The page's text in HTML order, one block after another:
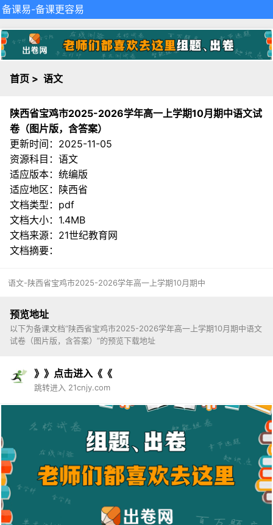
备课易-备课更容易
首页 > 语文
陕西省宝鸡市2025-2026学年高一上学期10月期中语文试
卷（图片版，含答案）
更新时间：2025-11-05
资源科目：语文
适应版本：统编版
适应地区：陕西省
文档类型：pdf
文档大小：1.4MB
文档来源： 21世纪教育网
文档摘要：
语文-陕西省宝鸡市2025-2026学年高一上学期10月期中
预览地址
以下为备课文档“陕西省宝鸡市2025-2026学年高一上学期10月期中语文
试卷（图片版，含答案）”的预览下载地址
》》点击进入《《
跳转进入 21cnjy.com